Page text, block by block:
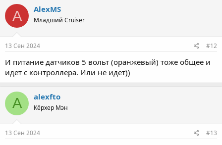
A AlexMS
Младший Cruiser
13 Сен 2024 #12
И питание датчиков 5 вольт (оранжевый) тоже общее и
идет с контроллера. Или не идет))
A alexfto
Кёрхер Мэн
13 Сен 2024 #13